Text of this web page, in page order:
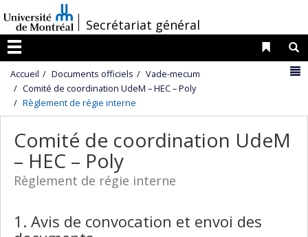
au
contenu
/
Secrétariat général
Menu
Liens
Accueil Documents officiels
Vade-mecum
Comité de coordination UdeM – HEC – Poly
Règlement de régie interne
Comité de coordination UdeM
– HEC – Poly
Règlement de régie interne
1. Avis de convocation et envoi des